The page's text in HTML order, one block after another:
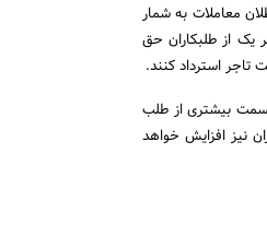
معاملات به شمار
یک از طلبکاران حق
تاجر استرداد کنند.
بیشتری از طلب
نیز افزایش خواهد